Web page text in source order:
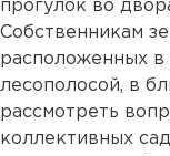
прогулок во
Собственникам
расположенных в
лесополосой, в
рассмотреть
коллективных